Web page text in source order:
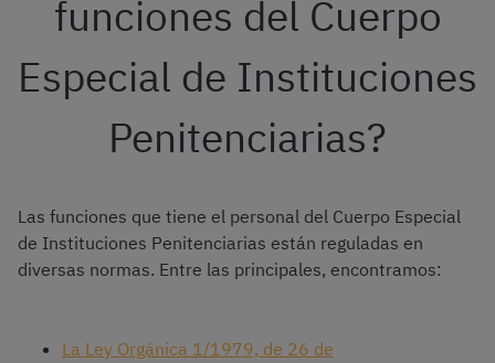
funciones del Cuerpo
Especial de Instituciones
Penitenciarias?
Las funciones que tiene el personal del Cuerpo Especial
de Instituciones Penitenciarias están reguladas en
diversas normas. Entre las principales, encontramos:
La Ley Orgánica 1/1979, de 26 de